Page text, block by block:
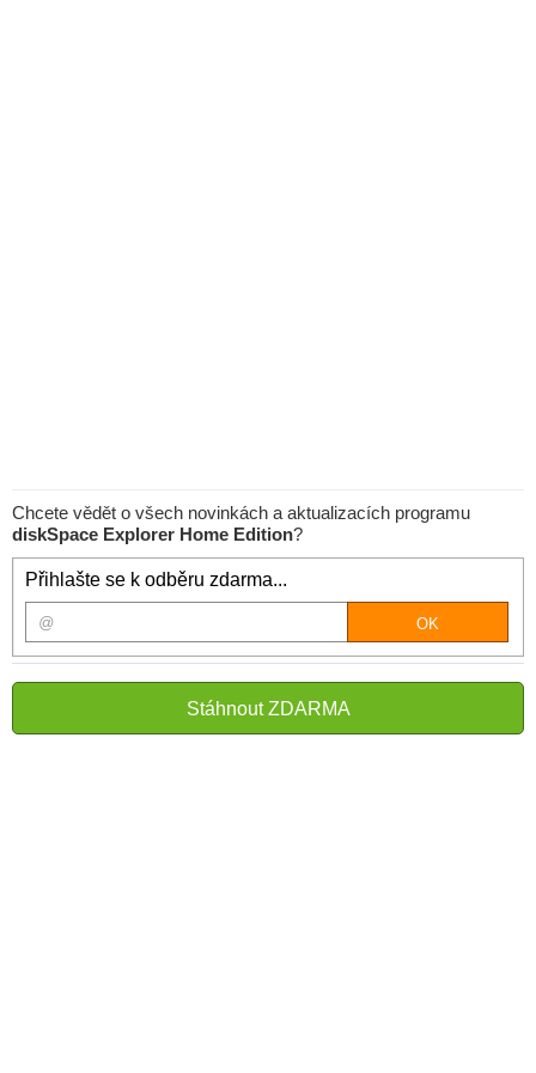
Chcete vědět o všech novinkách a aktualizacích programu
diskSpace Explorer Home Edition?
Přihlašte se k odběru zdarma...
Stáhnout ZDARMA